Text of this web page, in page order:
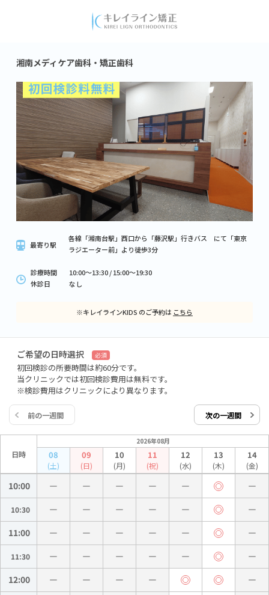
湘南メディケア歯科・矯正歯科
最寄り駅
各線「湘南台駅」西口から「藤沢駅」行きバス にて「東京
ラジエーター前」より徒歩3分
診療時間
10:00～13:30 / 15:00～19:30
休診日
なし
※キレイラインKIDS のご予約は こちら
ご希望の日時選択 必須
初回検診の所要時間は約60分です。
当クリニックでは初回検診費用は無料です。
※検診費用はクリニックにより異なります。
前の一週間 次の一週間
日時
2026年08月
08
(土)
09
(日)
10
(月)
11
(祝)
12
(水)
13
(木)
14
(金)
10:00
10:30
11:00
11:30
12:00